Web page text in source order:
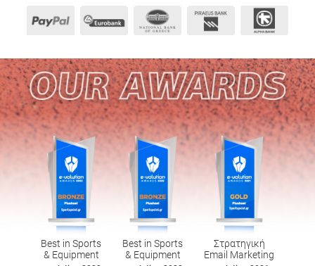
Best in Sports
& Equipment
Best in Sports
& Equipment
Στρατηγική
Email Marketing